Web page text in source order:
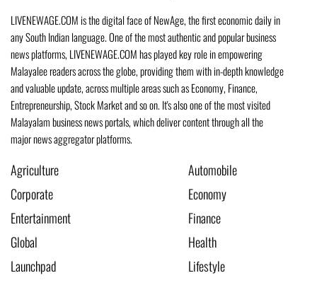
LIVENEWAGE.COM is the digital face of NewAge, the first economic daily in
any South Indian language. One of the most authentic and popular business
news platforms, LIVENEWAGE.COM has played key role in empowering
Malayalee readers across the globe, providing them with in-depth knowledge
and valuable update, across multiple areas such as Economy, Finance,
Entrepreneurship, Stock Market and so on. It's also one of the most visited
Malayalam business news portals, which deliver content through all the
major news aggregator platforms.
Agriculture
Automobile
Corporate
Economy
Entertainment
Finance
Global
Health
Launchpad
Lifestyle